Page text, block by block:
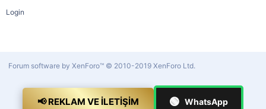
Login
Forum software by XenForo™ © 2010-2019 XenForo Ltd.
📢 REKLAM VE İLETIŞIM 🟢 WhatsApp